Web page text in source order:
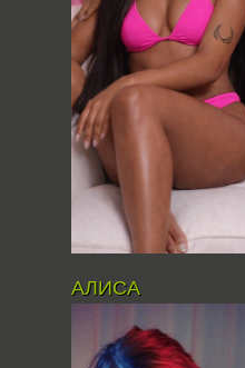
AЛИСА